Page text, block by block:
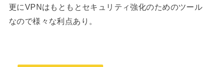
更にVPNはもともとセキュリティ強化のためのツール
なので様々な利点あり。